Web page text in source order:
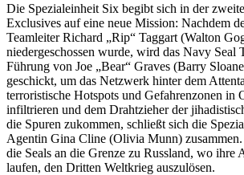
Die Spezialeinheit Six begibt sich in der
Exclusives auf eine neue Mission: Nachdem
Teamleiter Richard „Rip“ Taggart (Walton
niedergeschossen wurde, wird das Navy Seal
Führung von Joe „Bear“ Graves (Barry
geschickt, um das Netzwerk hinter dem
terroristische Hotspots und Gefahrenzonen in
infiltrieren und dem Drahtzieher der
die Spuren zukommen, schließt sich die
Agentin Gina Cline (Olivia Munn)
die Seals an die Grenze zu Russland, wo ihre
laufen, den Dritten Weltkrieg auszulösen.